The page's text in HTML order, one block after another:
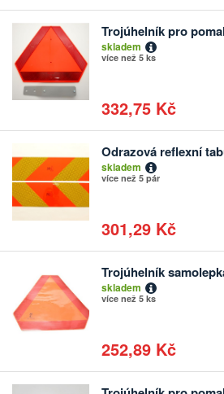
Trojúhelník pro
skladem
více než 5 ks
332,75 Kč
Počet
kusů
Odrazová reflexní
skladem
více než 5 pár
301,29 Kč
Počet
Trojúhelník
skladem
více než 5 ks
252,89 Kč
Počet
kusů